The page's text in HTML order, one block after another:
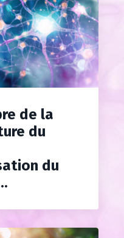
de la
du
du